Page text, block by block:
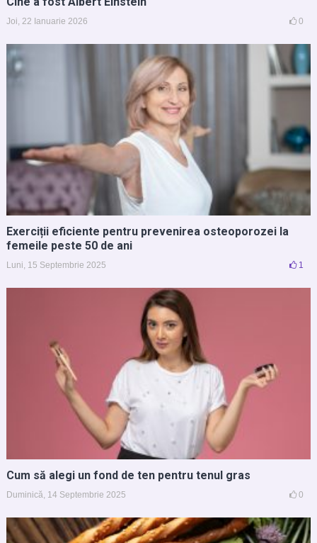
Joi, 22 Ianuarie 2026 0
Exerciții eficiente pentru prevenirea osteoporozei la
femeile peste 50 de ani
Luni, 15 Septembrie 2025 1
Cum să alegi un fond de ten pentru tenul gras
Duminică, 14 Septembrie 2025 0